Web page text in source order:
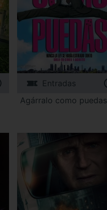
Entradas
Agárralo como puedas